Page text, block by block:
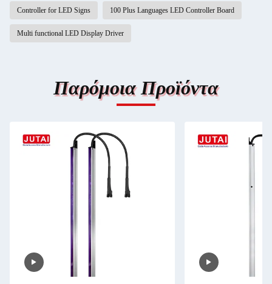
Controller for LED Signs 100 Plus Languages LED Controller Board
Multi functional LED Display Driver
Παρόμοια Προϊόντα